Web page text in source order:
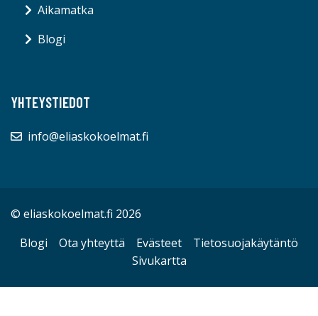
Aikamatka
Blogi
YHTEYSTIEDOT
info@eliaskokoelmat.fi
© eliaskokoelmat.fi 2026
Blogi
Ota yhteyttä Evästeet
Tietosuojakäytäntö
Sivukartta